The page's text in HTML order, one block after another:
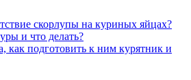
скорлупы на куриных яйцах?
и что делать?
как подготовить к ним курятник и